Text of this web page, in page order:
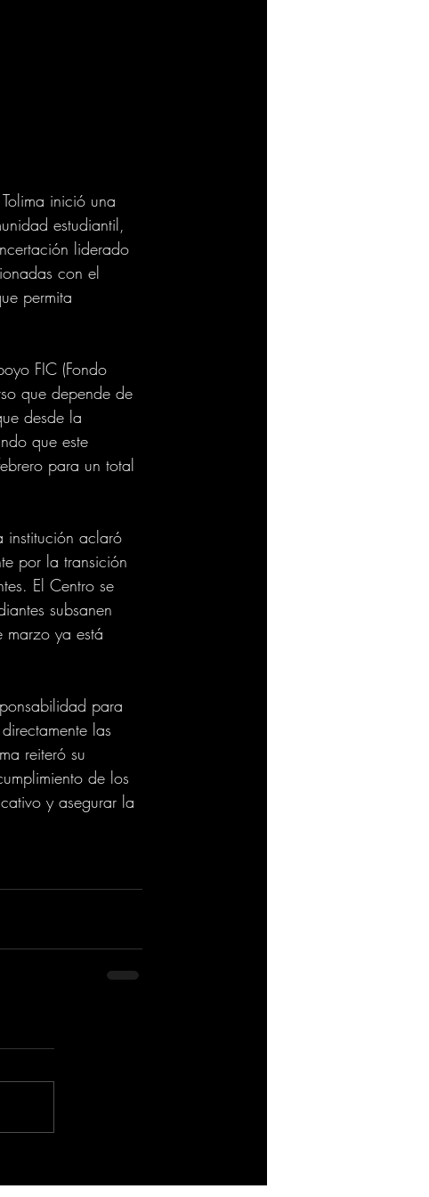
inició una
estudiantil,
liderado
con el
permita
FIC (Fondo
que depende de
desde la
que este
para un total
institución aclaró
por la transición
El Centro se
subsanen
marzo ya está
para
las
reiteró su
de los
y asegurar la